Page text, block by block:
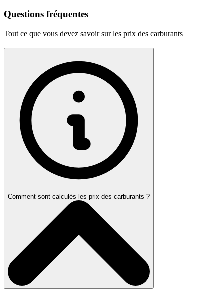
Questions fréquentes
Tout ce que vous devez savoir sur les prix des carburants
Comment sont calculés les prix des carburants ?